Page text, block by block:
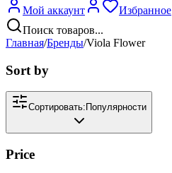
Мой аккаунт Избранное
Поиск товаров...
Главная/Бренды/Viola Flower
Sort by
Сортировать: Популярности
Price